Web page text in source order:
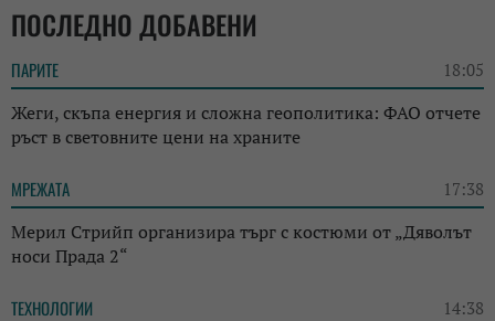
ПОСЛЕДНО ДОБАВЕНИ
ПАРИТЕ 18:05
Жеги, скъпа енергия и сложна геополитика: ФАО отчете
ръст в световните цени на храните
МРЕЖАТА 17:38
Мерил Стрийп организира търг с костюми от „Дяволът
носи Прада 2“
ТЕХНОЛОГИИ 14:38